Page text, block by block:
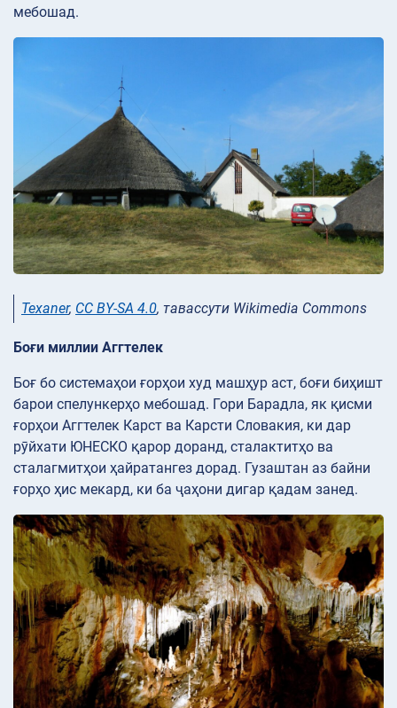
мебошад.
Texaner, CC BY-SA 4.0, тавассути Wikimedia Commons
Боғи миллии Аггтелек
Боғ бо системаҳои ғорҳои худ машҳур аст, боғи биҳишт
барои спелункерҳо мебошад. Гори Барадла, як қисми
ғорҳои Аггтелек Карст ва Карсти Словакия, ки дар
рӯйхати ЮНЕСКО қарор доранд, сталактитҳо ва
сталагмитҳои ҳайратангез дорад. Гузаштан аз байни
ғорҳо ҳис мекард, ки ба ҷаҳони дигар қадам занед.